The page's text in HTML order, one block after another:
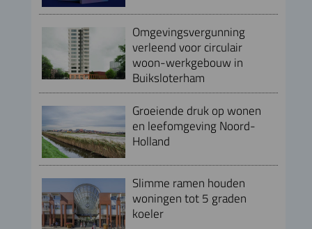
Omgevingsvergunning
verleend voor circulair
woon-werkgebouw in
Buiksloterham
Groeiende druk op wonen
en leefomgeving Noord-
Holland
Slimme ramen houden
woningen tot 5 graden
koeler